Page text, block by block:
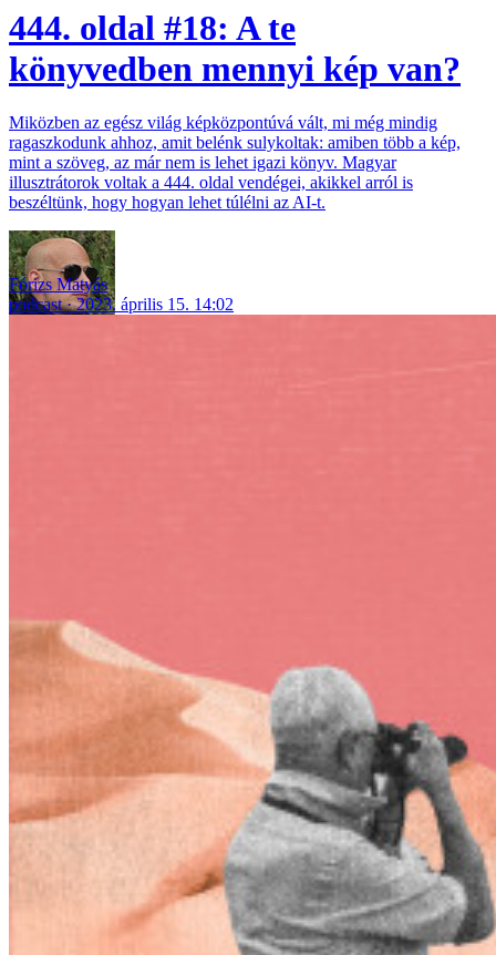
444. oldal #18: A te
könyvedben mennyi kép van?
Miközben az egész világ képközpontúvá vált, mi még mindig
ragaszkodunk ahhoz, amit belénk sulykoltak: amiben több a kép,
mint a szöveg, az már nem is lehet igazi könyv. Magyar
illusztrátorok voltak a 444. oldal vendégei, akikkel arról is
beszéltünk, hogy hogyan lehet túlélni az AI-t.
Fórizs Mátyás
podcast
2023. április 15. 14:02